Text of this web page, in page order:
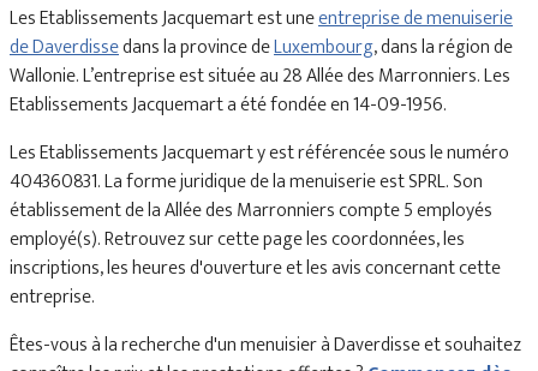
Les Etablissements Jacquemart est uneentreprise de menuiserie
de Daverdissedans la province deLuxembourg, dans la région de
Wallonie. L’entreprise est située au 28 Allée des Marronniers. Les
Etablissements Jacquemart a été fondée en 14-09-1956.
Les Etablissements Jacquemart y est référencée sous le numéro
404360831. La forme juridique de la menuiserie est SPRL. Son
établissement de la Allée des Marronniers compte 5 employés
employé(s). Retrouvez sur cette page les coordonnées, les
inscriptions, les heures d'ouverture et les avis concernant cette
entreprise.
Êtes-vous à la recherche d'un menuisier à Daverdisse et souhaitez